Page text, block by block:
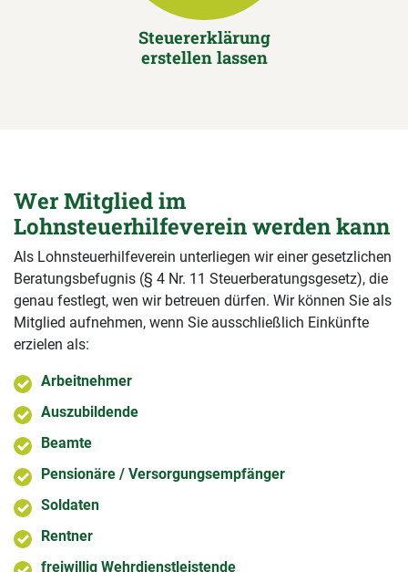
Steuererklärung
erstellen lassen
Wer Mitglied im
Lohnsteuerhilfeverein werden kann
Als Lohnsteuerhilfeverein unterliegen wir einer gesetzlichen
Beratungsbefugnis (§ 4 Nr. 11 Steuerberatungsgesetz), die
genau festlegt, wen wir betreuen dürfen. Wir können Sie als
Mitglied aufnehmen, wenn Sie ausschließlich Einkünfte
erzielen als:
Arbeitnehmer
Auszubildende
Beamte
Pensionäre / Versorgungsempfänger
Soldaten
Rentner
freiwillig Wehrdienstleistende